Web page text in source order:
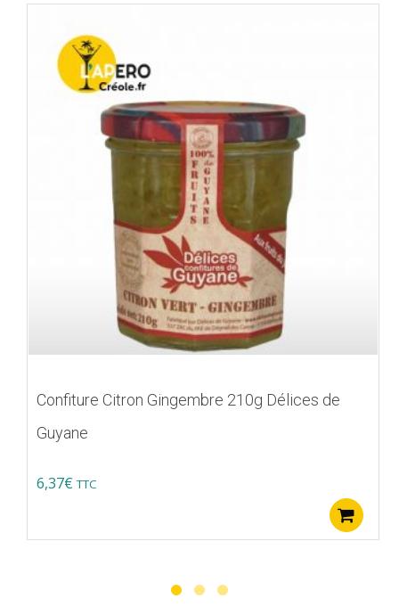
Confiture Citron Gingembre 210g Délices de
Guyane
6,37€ TTC